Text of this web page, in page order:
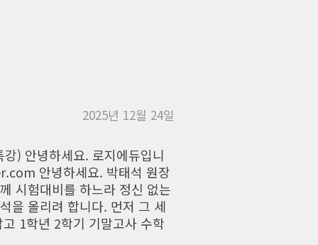
2025년 12월 24일
) 안녕하세요. 로지에듀입니
안녕하세요. 박태석 원장
시험대비를 하느라 정신 없는
을 올리려 합니다. 먼저 그 세
1학년 2학기 기말고사 수학